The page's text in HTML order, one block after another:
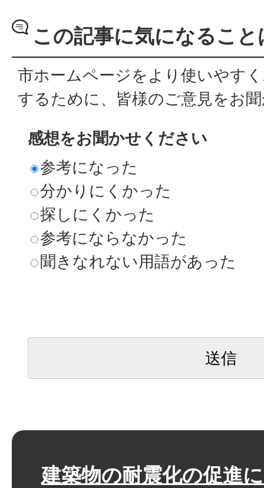
この記事に気になるこ
市ホームページをより使いやす
するために、皆様のご意見をお
感想をお聞かせください
参考になった
分かりにくかった
探しにくかった
参考にならなかった
聞きなれない用語があった
建築物の耐震化の促進